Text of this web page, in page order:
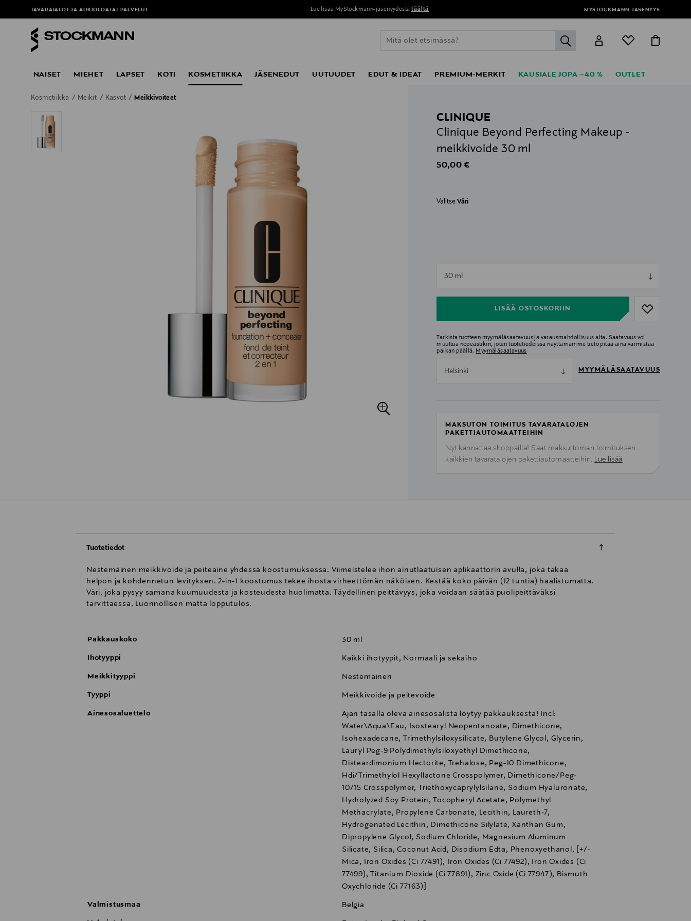
TAVARATALOT JA AUKIOLOAJAT PALVELUT Lue lisää MyStockmann-jäsenyydestä täältä MYSTOCKMANN-JÄSENYYS
label.header.go
NAISET MIEHET LAPSET KOTI KOSMETIIKKA JÄSENEDUT UUTUUDET EDUT & IDEAT PREMIUM-MERKIT KAUSIALE JOPA –40 % OUTLET
Kosmetiikka Meikit Kasvot Meikkivoiteet
CLINIQUE
Clinique Beyond Perfecting Makeup -
meikkivoide 30 ml
Original Price
50,00 €
ValitseVäri
30 ml
LISÄÄ OSTOSKORIIN
null
Tarkista tuotteen myymäläsaatavuus ja varausmahdollisuus alta. Saatavuus voi
muuttua nopeastikin, joten tuotetiedoissa näyttämämme tieto pitää aina varmistaa
paikan päällä. Myymäläsaatavuus
Helsinki MYYMÄLÄSAATAVUUS
MAKSUTON TOIMITUS TAVARATALOJEN
PAKETTIAUTOMAATTEIHIN
Nyt kannattaa shoppailla! Saat maksuttoman toimituksen
kaikkien tavaratalojen pakettiautomaatteihin. Lue lisää
Tuotetiedot
Nestemäinen meikkivoide ja peiteaine yhdessä koostumuksessa. Viimeistelee ihon ainutlaatuisen aplikaattorin avulla, joka takaa
helpon ja kohdennetun levityksen. 2-in-1 koostumus tekee ihosta virheettömän näköisen. Kestää koko päivän (12 tuntia) haalistumatta.
Väri, joka pysyy samana kuumuudesta ja kosteudesta huolimatta. Täydellinen peittävyys, joka voidaan säätää puolipeittäväksi
tarvittaessa. Luonnollisen matta lopputulos.
Pakkauskoko 30 ml
Ihotyyppi Kaikki ihotyypit, Normaali ja sekaiho
Meikkityyppi Nestemäinen
Tyyppi Meikkivoide ja peitevoide
Ainesosaluettelo
Ajan tasalla oleva ainesosalista löytyy pakkauksesta! Incl:
Water\Aqua\Eau, Isostearyl Neopentanoate, Dimethicone,
Isohexadecane, Trimethylsiloxysilicate, Butylene Glycol, Glycerin,
Lauryl Peg-9 Polydimethylsiloxyethyl Dimethicone,
Disteardimonium Hectorite, Trehalose, Peg-10 Dimethicone,
Hdi/Trimethylol Hexyllactone Crosspolymer, Dimethicone/Peg-
10/15 Crosspolymer, Triethoxycaprylylsilane, Sodium Hyaluronate,
Hydrolyzed Soy Protein, Tocopheryl Acetate, Polymethyl
Methacrylate, Propylene Carbonate, Lecithin, Laureth-7,
Hydrogenated Lecithin, Dimethicone Silylate, Xanthan Gum,
Dipropylene Glycol, Sodium Chloride, Magnesium Aluminum
Silicate, Silica, Coconut Acid, Disodium Edta, Phenoxyethanol, [+/-
Mica, Iron Oxides (Ci 77491), Iron Oxides (Ci 77492), Iron Oxides (Ci
77499), Titanium Dioxide (Ci 77891), Zinc Oxide (Ci 77947), Bismuth
Oxychloride (Ci 77163)]
Valmistusmaa Belgia